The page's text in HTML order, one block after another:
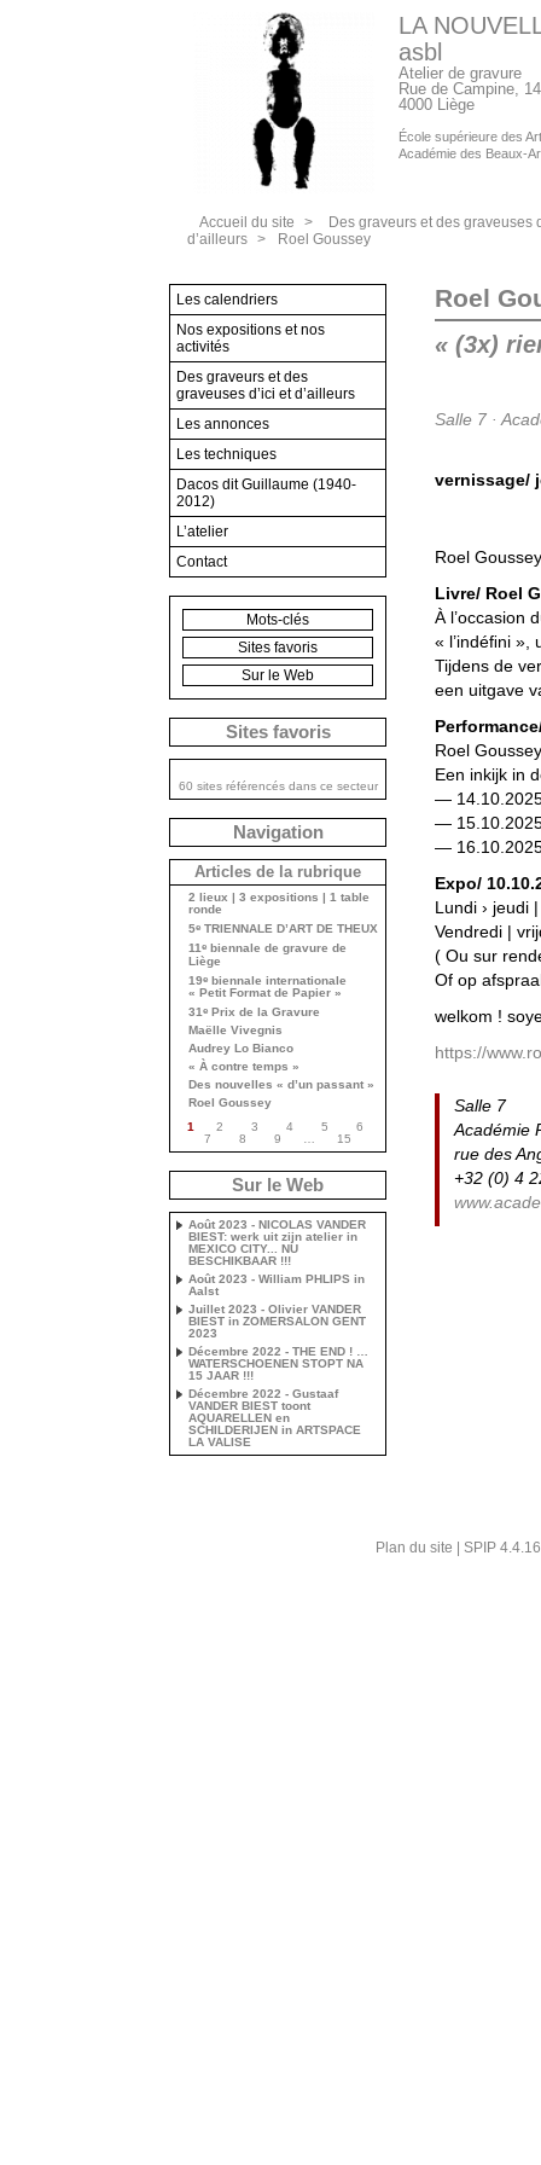
LA
asbl
Atelier de gravure
Rue de Campine, 14
4000 Liège
École supérieure des
Académie des Beaux-
Accueil du site >
Des graveurs et des graveuses
d’ailleurs > Roel Goussey
Roel
« (3x)
Salle 7 ·
vernissage/
Roel
Livre/ Roel
À l’occasion
« l’indéﬁni »,
Tijdens de
een uitgave
Roel
Een inkijk in
—
—
—
Expo/
Lundi › jeudi
Vendredi |
( Ou sur
Of op
welkom !
https://
Salle 7
Académie
rue des
+32 (0) 4
Les calendriers
Nos expositions et nos
activités
Des graveurs et des
graveuses d’ici et d’ailleurs
Les annonces
Les techniques
Dacos dit Guillaume (1940-
2012)
L’atelier
Contact
Mots-clés
Sites favoris
Sur le Web
Sites favoris
60 sites référencés dans ce secteur
Navigation
Articles de la rubrique
2 lieux | 3 expositions | 1 table
ronde
5e TRIENNALE D’ART DE THEUX
11e biennale de gravure de
Liège
19e biennale internationale
« Petit Format de Papier »
31 e Prix de la Gravure
Maëlle Vivegnis
Audrey Lo Bianco
« À contre temps »
Des nouvelles « d’un passant »
Roel Goussey
1
2 3 4 5
6
7
8 9 15
Sur le Web
Août 2023 - NICOLAS VANDER
BIEST: werk uit zijn atelier in
MEXICO CITY... NU
BESCHIKBAAR !!!
Août 2023 - William PHLIPS in
Aalst
Juillet 2023 - Olivier VANDER
BIEST in ZOMERSALON GENT
2023
Décembre 2022 - THE END ! …
WATERSCHOENEN STOPT NA
15 JAAR !!!
Décembre 2022 - Gustaaf
VANDER BIEST toont
AQUARELLEN en
SCHILDERIJEN in ARTSPACE
LA VALISE
Plan du site SPIP 4.4.16